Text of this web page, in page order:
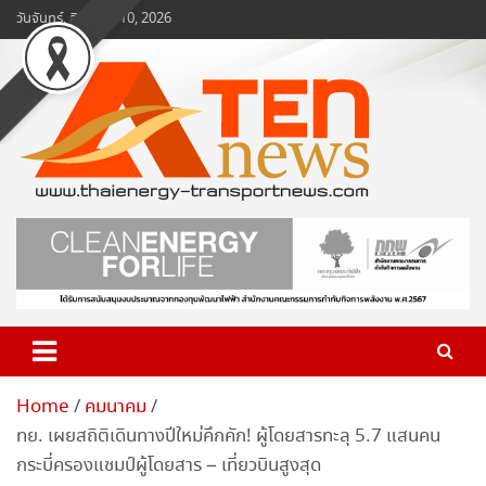
Skip
to
content
วันจันทร์, สิงหาคม 10, 2026
www.ten-news.com
ข่าวพลังงานและคมนาคม
Home
คมนาคม
ทย. เผยสถิติเดินทางปีใหม่คึกคัก! ผู้โดยสารทะลุ 5.7 แสนคน
กระบี่ครองแชมป์ผู้โดยสาร – เที่ยวบินสูงสุด